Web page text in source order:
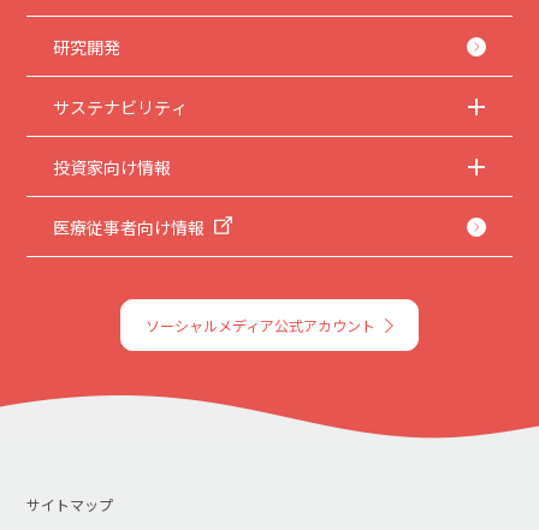
研究開発
サステナビリティ
投資家向け情報
医療従事者向け情報
ソーシャルメディア公式アカウント
サイトマップ